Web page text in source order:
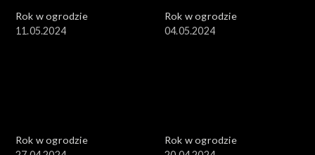
Rok w ogrodzie
11.05.2024
Rok w ogrodzie
04.05.2024
Rok w ogrodzie
Rok w ogrodzie